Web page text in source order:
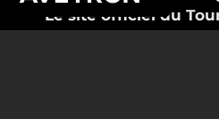
Le site officiel du